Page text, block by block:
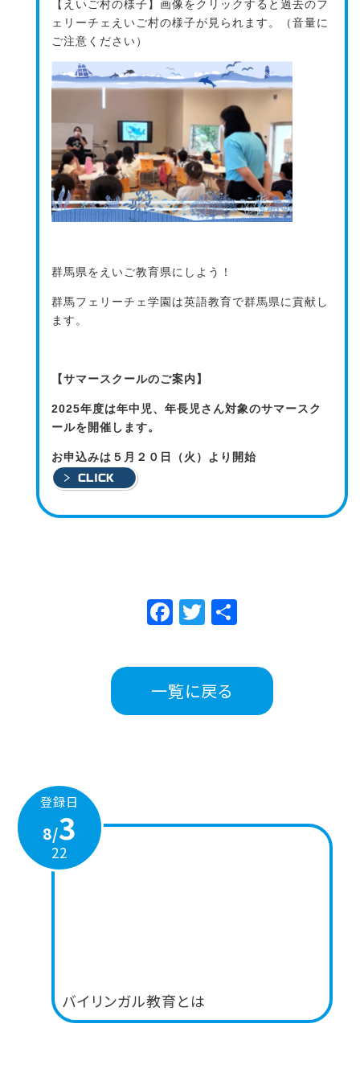
【えいご村の様子】画像をクリックすると過去のフ
ェリーチェえいご村の様子が見られます。（音量に
ご注意ください）
群馬県をえいご教育県にしよう！
群馬フェリーチェ学園は英語教育で群馬県に貢献し
ます。
【サマースクールのご案内】
2025年度は年中児、年長児さん対象のサマースク
ールを開催します。
お申込みは５月２０日（火）より開始
Facebook
Twitter
一覧に戻る
登録日
8/3
22
バイリンガル教育とは